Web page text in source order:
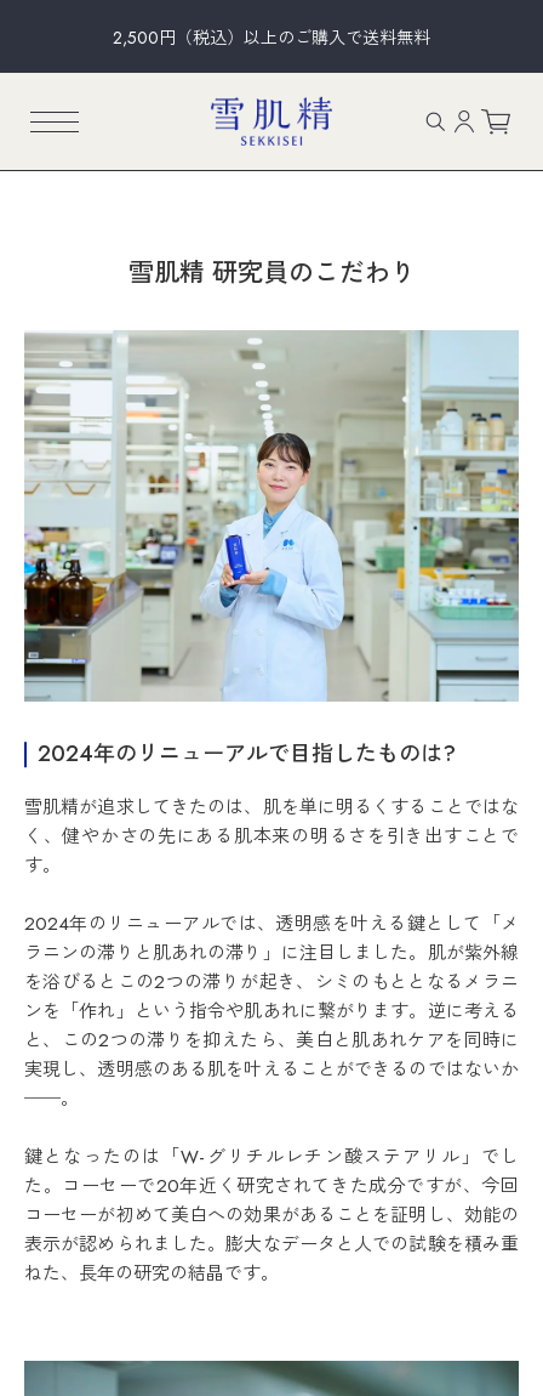
2,500円（税込）以上のご購入で送料無料
雪肌精 研究員のこだわり
2024年のリニューアルで目指したものは?
雪肌精が追求してきたのは、肌を単に明るくすることではな
く、健やかさの先にある肌本来の明るさを引き出すことで
す。
2024年のリニューアルでは、透明感を叶える鍵として「メ
ラニンの滞りと肌あれの滞り」に注目しました。肌が紫外線
を浴びるとこの2つの滞りが起き、シミのもととなるメラニ
ンを「作れ」という指令や肌あれに繋がります。逆に考える
と、この2つの滞りを抑えたら、美白と肌あれケアを同時に
実現し、透明感のある肌を叶えることができるのではないか
──。
鍵となったのは「W-グリチルレチン酸ステアリル」でし
た。コーセーで20年近く研究されてきた成分ですが、今回
コーセーが初めて美白への効果があることを証明し、効能の
表示が認められました。膨大なデータと人での試験を積み重
ねた、長年の研究の結晶です。